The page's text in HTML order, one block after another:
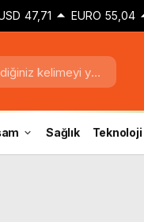
47,71 EURO 55,04
Sağlık Teknoloji